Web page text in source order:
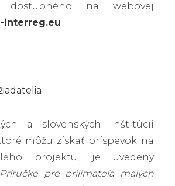
dostupného na webovej
interreg.eu
a slovenských inštitúcií
môžu získať príspevok na
projektu, je uvedený
Príručke pre prijímateľa malých